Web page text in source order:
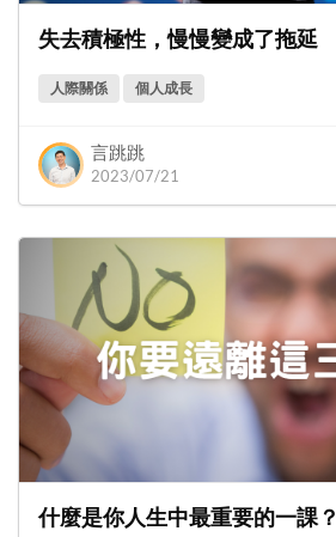
失去積極性，慢慢變成了拖延
人際關係 個人成長
言跳跳
2023/07/21
什麼是你人生中最重要的一課？